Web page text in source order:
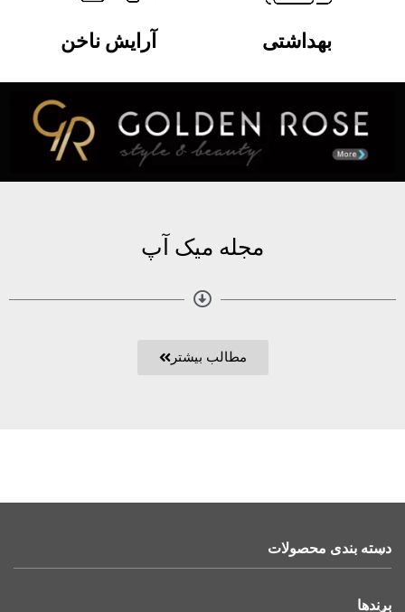
بهداشتی آرایش ناخن
مجله میک آپ
مطالب بیشتر
دسته بندی محصولات
برندها